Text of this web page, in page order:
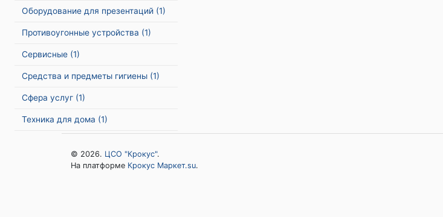
Оборудование для презентаций (1)
Противоугонные устройства (1)
Сервисные (1)
Средства и предметы гигиены (1)
Сфера услуг (1)
Техника для дома (1)
© 2026. ЦСО "Крокус".
На платформе Крокус Маркет.su.